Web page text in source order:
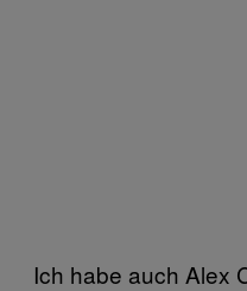
Ich habe auch Alex